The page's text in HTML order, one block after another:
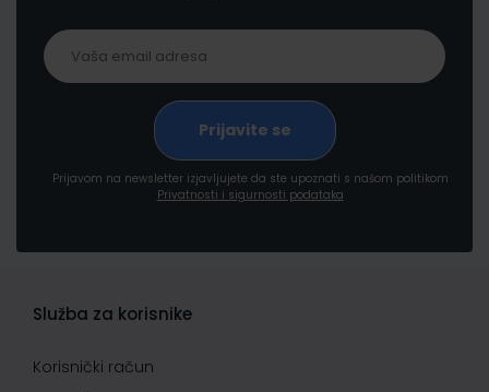
Prijavom na newsletter izjavljujete da ste upoznati s našom politikom
Privatnosti i sigurnosti podataka
Služba za korisnike
Korisnički račun